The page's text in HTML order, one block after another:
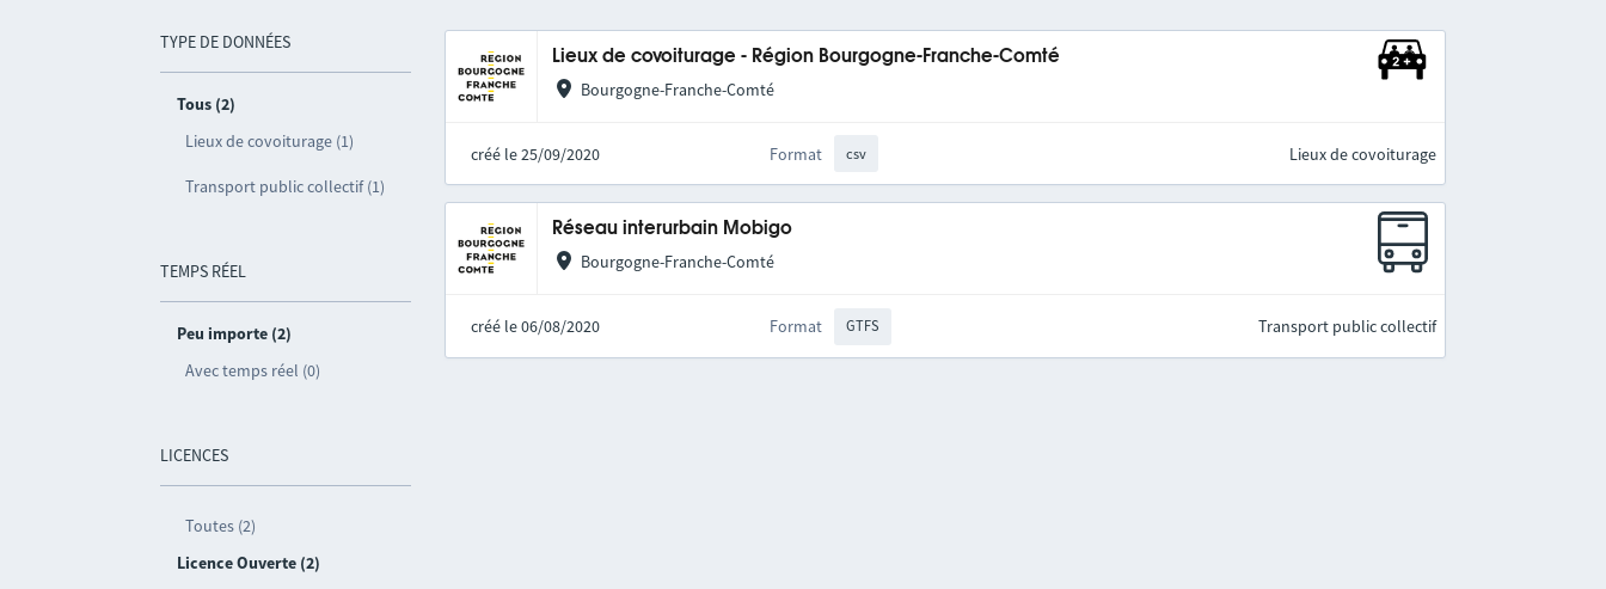
TYPE DE DONNÉES
Tous (2)
Lieux de covoiturage (1)
Transport public collectif (1)
TEMPS RÉEL
Peu importe (2)
Avec temps réel (0)
LICENCES
Toutes (2)
Licence Ouverte (2)
Lieux de covoiturage - Région Bourgogne-Franche-Comté
Bourgogne-Franche-Comté
créé le 25/09/2020 Format csv Lieux de covoiturage
Réseau interurbain Mobigo
Bourgogne-Franche-Comté
créé le 06/08/2020 Format GTFS Transport public collectif